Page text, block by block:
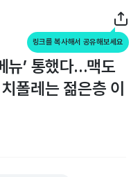
링크를 복사해서 공유해보세요
뉴’ 통했다…맥도
폴레는 젊은층 이